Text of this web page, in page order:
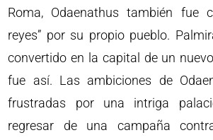
Roma, Odaenathus también fue
reyes” por su propio pueblo.
convertido en la capital de un
fue así. Las ambiciones de
frustradas por una intriga
regresar de una campaña